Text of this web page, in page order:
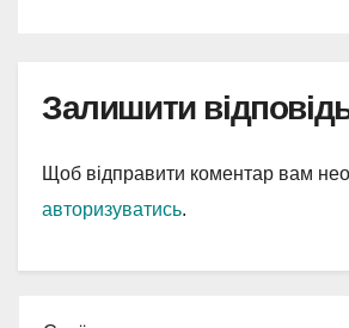
Залишити
Щоб відправити коментар вам
авторизуватись.